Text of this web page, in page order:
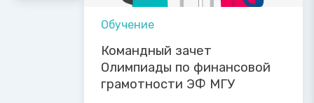
Обучение
Командный зачет
Олимпиады по финансовой
грамотности ЭФ МГУ